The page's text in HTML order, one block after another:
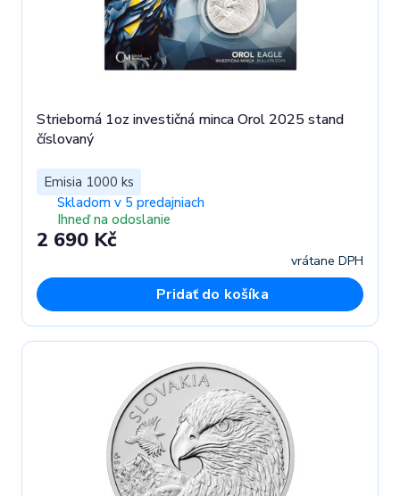
Strieborná 1oz investičná minca Orol 2025 stand
číslovaný
Emisia 1000 ks
Skladom v 5 predajniach
Ihneď na odoslanie
2 690 Kč
vrátane DPH
Pridať do košíka